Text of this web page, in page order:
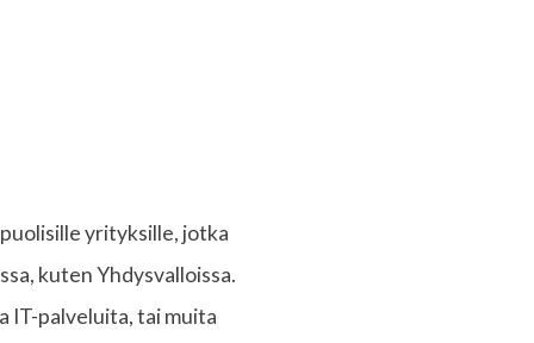
yrityksille, jotka
kuten Yhdysvalloissa.
IT-palveluita, tai muita